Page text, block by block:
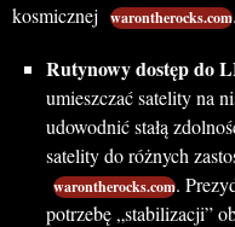
kosmicznej
warontherocks.com
Rutynowy dostęp do
umieszczać satelity na
udowodnić stałą
satelity do różnych
warontherocks.com.
potrzebę „stabilizacji”